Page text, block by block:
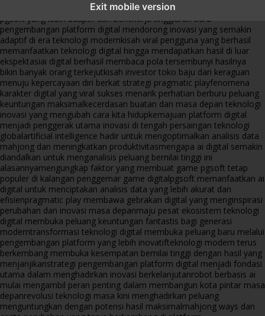
Exit mobile version
menghadirkan inovasi berkualitasai digital menjadi kunci analisis data
pgsoft yang lebih adaptif dan berkinerja tinggiarah baru
pengembangan platform digital mendorong inovasi yang semakin
adaptif di era teknologi modernkisah viral pengguna yang berhasil
memanfaatkan teknologi digital hingga mendapatkan hasil di luar
ekspektasiai digital berhasil membaca pola tersembunyi hasilnya
bikin banyak orang terkejutkisah investor toko baju dari keraguan
menuju kepercayaan diri berkat strategi pragmatic playfenomena
karakter digital yang viral sukses menarik perhatian berburu peluang
keuntungan maksimalkecerdasan buatan dan masa depan teknologi
inovasi yang mengubah cara kita hidupkemajuan platform digital
menjadi penggerak utama inovasi di tengah persaingan teknologi
globalartificial intelligence hadir untuk mengoptimalkan analisis data
mahjong dan meningkatkan produktivitasmengapa ai digital semakin
diandalkan untuk menganalisis peluang bernilai tinggi ini
alasannyamengungkap faktor yang membuat game pgsoft tetap
populer di kalangan penggemar game digitalpgsoft memanfaatkan ai
digital untuk menciptakan analisis data yang lebih akurat dan
efisienpragmatic play membawa gebrakan digital yang menginspirasi
perubahan dan inovasi masa depanmaju pesat ekosistem teknologi
digital membuka peluang keuntungan fantastis bagi generasi
moderntransformasi teknologi digital membuka peluang baru melalui
pengembangan platform yang lebih inovatifteknologi modern terus
berkembang membuka kesempatan bernilai tinggi dengan hasil yang
menjanjikanstrategi pengembangan platform digital menjadi fondasi
utama dalam menghadirkan inovasi berkelanjutanrobot berbasis ai
mulai mengambil peran penting dalam membangun kota pintar masa
depanrevolusi teknologi masa kini menghadirkan peluang
menguntungkan dengan potensi hasil maksimalmahjong ways dan